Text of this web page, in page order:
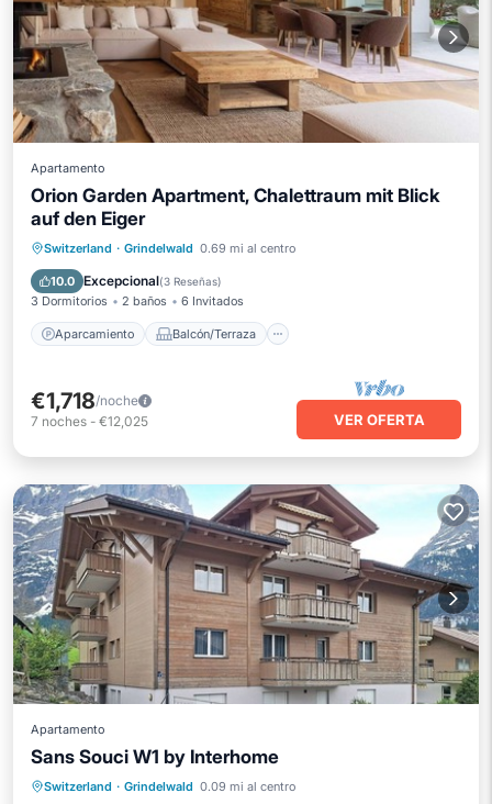
Apartamento
Orion Garden Apartment, Chalettraum mit Blick
auf den Eiger
Switzerland · Grindelwald 0.69 mi al centro
10.0 Excepcional(3 Reseñas)
3 Dormitorios 2 baños 6 Invitados
Aparcamiento Balcón/Terraza
Aparcamiento
Balcón/Terraza
Cocina
Internet
€1,718/noche
7 noches - €12,025 VER OFERTA
Apartamento
Sans Souci W1 by Interhome
Switzerland · Grindelwald 0.09 mi al centro
Aparcamiento
Balcón/Terraza